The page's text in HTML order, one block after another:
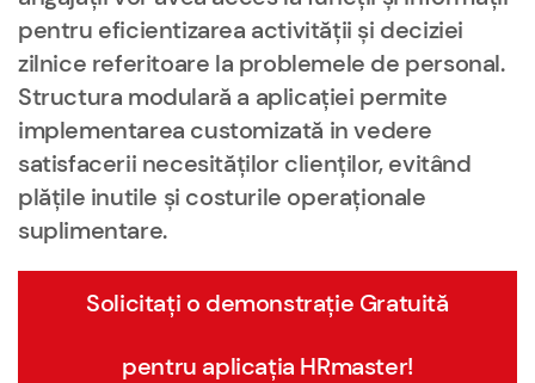
pentru eficientizarea activității și deciziei
zilnice referitoare la problemele de personal.
Structura modulară a aplicației permite
implementarea customizată in vedere
satisfacerii necesităților clienților, evitând
plățile inutile și costurile operaționale
suplimentare.
Solicitați o demonstrație Gratuită
pentru aplicația HRmaster!